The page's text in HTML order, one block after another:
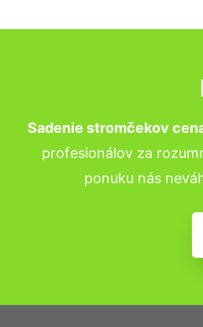
Sadenie stromčekov
profesionálov za
ponuku nás